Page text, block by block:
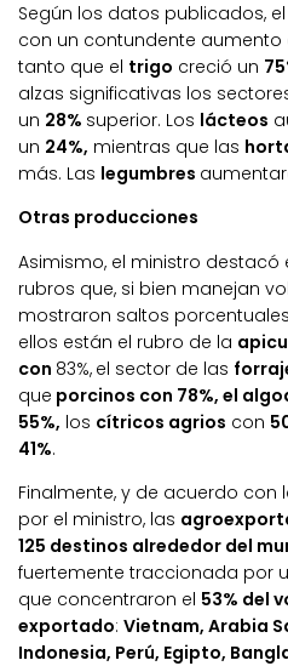
Según los datos publicados, el
con un contundente aumento
tanto que el trigo creció un
alzas significativas los
un 28% superior. Los lácteos
un 24%, mientras que las
más. Las legumbres
Otras producciones
Asimismo, el ministro
rubros que, si bien manejan
mostraron saltos
ellos están el rubro de la
con 83%, el sector de las
que porcinos con 78%, el
55%, los cítricos agrios con
41%.
Finalmente, y de acuerdo
por el ministro, las
125 destinos alrededor del
fuertemente traccionada por
que concentraron el 53% del
exportado: Vietnam, Arabia
Indonesia, Perú, Egipto,